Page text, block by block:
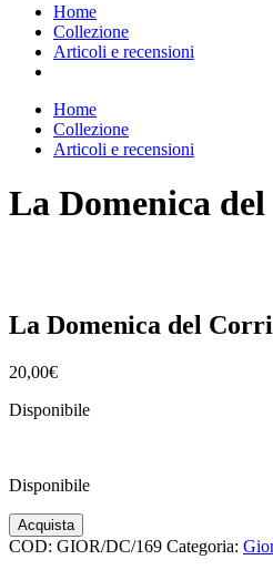
Home
Collezione
Articoli e recensioni
Home
Collezione
Articoli e recensioni
La Domenica
La Domenica del
20,00€
Disponibile
Disponibile
La
Domenica
Acquista
COD: GIOR/DC/169 Categoria: